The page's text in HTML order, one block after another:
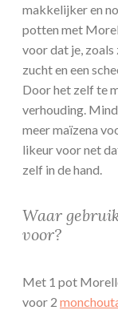
makkelijker en
potten met
voor dat je, zoals
zucht en een
Door het zelf te
verhouding.
meer maïzena
likeur voor net
zelf in de hand.
Waar
voor?
Met 1 pot
voor 2